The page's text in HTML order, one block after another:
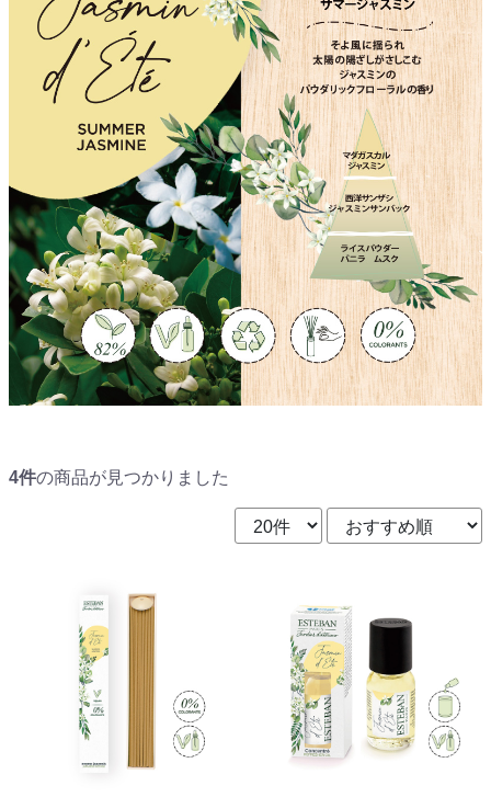
4件の商品が見つかりました